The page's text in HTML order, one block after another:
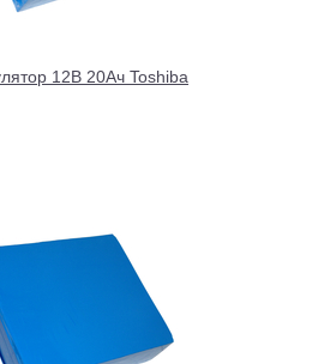
12В 20Ач Toshiba